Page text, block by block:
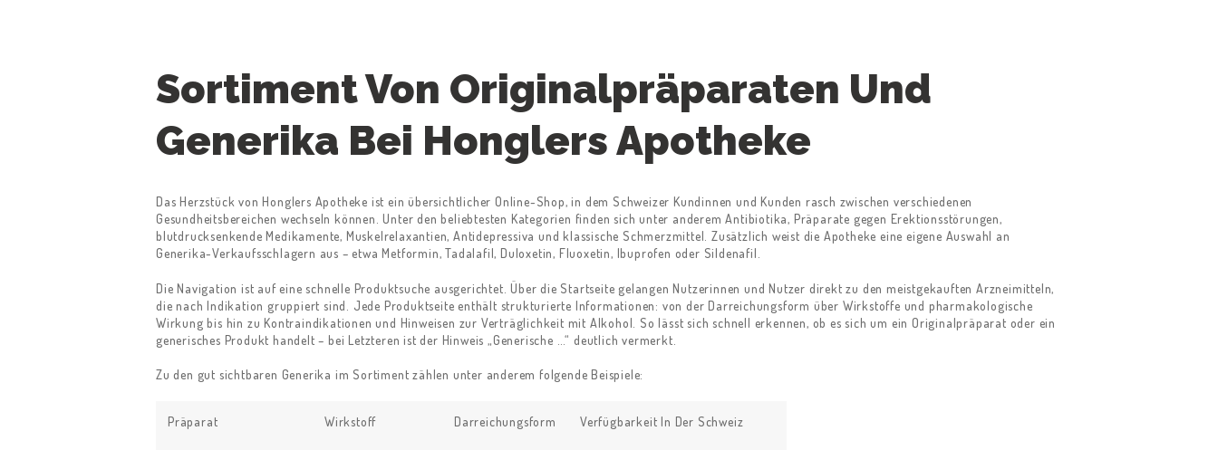
Sortiment Von Originalpräparaten Und
Generika Bei Honglers Apotheke
Das Herzstück von Honglers Apotheke ist ein übersichtlicher Online-Shop, in dem Schweizer Kundinnen und Kunden rasch zwischen verschiedenen
Gesundheitsbereichen wechseln können. Unter den beliebtesten Kategorien finden sich unter anderem Antibiotika, Präparate gegen Erektionsstörungen,
blutdrucksenkende Medikamente, Muskelrelaxantien, Antidepressiva und klassische Schmerzmittel. Zusätzlich weist die Apotheke eine eigene Auswahl an
Generika-Verkaufsschlagern aus – etwa Metformin, Tadalafil, Duloxetin, Fluoxetin, Ibuprofen oder Sildenafil.
Die Navigation ist auf eine schnelle Produktsuche ausgerichtet. Über die Startseite gelangen Nutzerinnen und Nutzer direkt zu den meistgekauften Arzneimitteln,
die nach Indikation gruppiert sind. Jede Produktseite enthält strukturierte Informationen: von der Darreichungsform über Wirkstoffe und pharmakologische
Wirkung bis hin zu Kontraindikationen und Hinweisen zur Verträglichkeit mit Alkohol. So lässt sich schnell erkennen, ob es sich um ein Originalpräparat oder ein
generisches Produkt handelt – bei Letzteren ist der Hinweis „Generische …“ deutlich vermerkt.
Zu den gut sichtbaren Generika im Sortiment zählen unter anderem folgende Beispiele:
Präparat Wirkstoff Darreichungsform Verfügbarkeit In Der Schweiz